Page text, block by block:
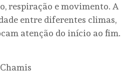
respiração e movimento. A
entre diferentes climas,
atenção do início ao fim.